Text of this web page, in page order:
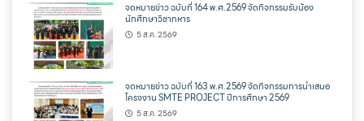
จดหมายข่าว ฉบับที่ 164 พ.ศ.2569 จัดกิจกรรมรับน้อง
นักศึกษาวิชาทหาร
5 ส.ค. 2569
จดหมายข่าว ฉบับที่ 163 พ.ศ.2569 จัดกิจกรรมการนำเสนอ
โครงงาน SMTE PROJECT ปีการศึกษา 2569
5 ส.ค. 2569